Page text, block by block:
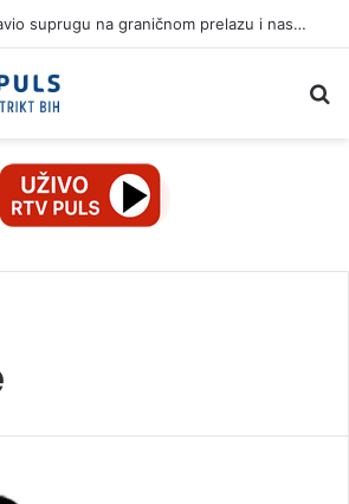
Gradiška: Zaboravio suprugu na graničnom prelazu i nastavio put za Njemačku